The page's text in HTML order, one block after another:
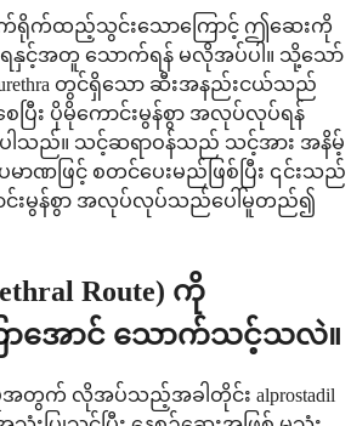
က်ရိုက်ထည့်သွင်းသောကြောင့် ဤဆေးကို
နှင့်အတူ သောက်ရန် မလိုအပ်ပါ။ သို့သော်
urethra တွင်ရှိသော ဆီးအနည်းငယ်သည်
ပြီး ပိုမိုကောင်းမွန်စွာ အလုပ်လုပ်ရန်
သည်။ သင့်ဆရာဝန်သည် သင့်အား အနိမ့်
ာဏဖြင့် စတင်ပေးမည်ဖြစ်ပြီး ၎င်းသည်
းမွန်စွာ အလုပ်လုပ်သည်ပေါ်မူတည်၍
Route) ကို
အောင် သောက်သင့်သလဲ။
လိုအပ်သည့်အခါတိုင်း alprostadil